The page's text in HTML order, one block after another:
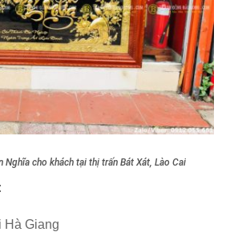
Nghĩa cho khách tại thị trấn Bát Xát, Lào Cai
Hà Giang